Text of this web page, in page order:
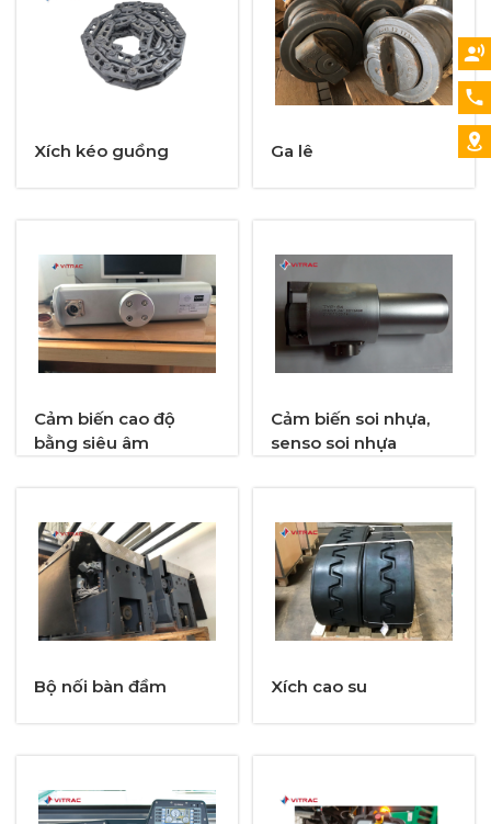
Xích kéo guồng Ga lê
Cảm biến cao độ
bằng siêu âm
Cảm biến soi nhựa,
senso soi nhựa
Bộ nối bàn đầm Xích cao su